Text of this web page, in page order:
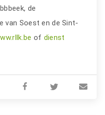
de
van Soest en de Sint-
of dienst